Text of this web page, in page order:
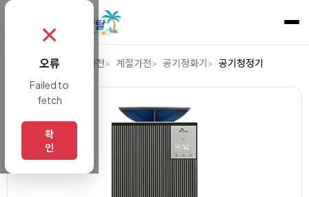
렌탈 디지털/가전 계절가전 공기정화기 공기청정기
✗
오류
Failed to
fetch
확
인